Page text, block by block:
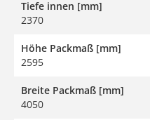
Tiefe innen [mm]
2370
Höhe Packmaß [mm]
2595
Breite Packmaß [mm]
4050